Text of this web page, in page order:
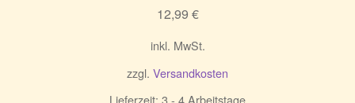
12,99 €
inkl. MwSt.
zzgl. Versandkosten
Lieferzeit: 3 - 4 Arbeitstage